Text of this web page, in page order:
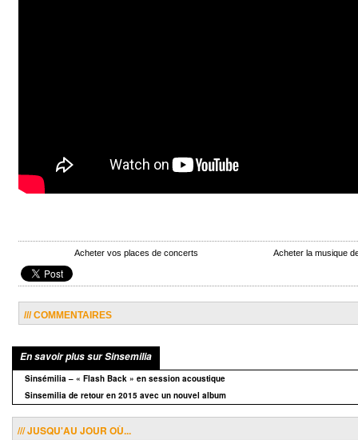
Acheter vos places de concerts Acheter la musique
/// COMMENTAIRES
En savoir plus sur Sinsemilia
Sinsémilia – « Flash Back » en session acoustique
Sinsemilia de retour en 2015 avec un nouvel album
/// JUSQU'AU JOUR OÙ...